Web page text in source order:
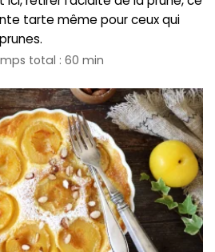
tarte même pour ceux qui
total : 60 min